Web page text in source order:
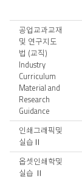
공업교과교재
및 연구지도
법 (교직)
Industry
Curriculum
Material and
Research
Guidance
인쇄그래픽및
실습Ⅱ
옵셋인쇄학및
실습 Ⅱ